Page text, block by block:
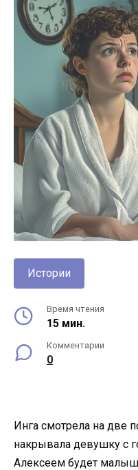
Истории
Время чтения
15 мин.
Комментарии
0
Инга смотрела на две
накрывала девушку с
Алексеем будет